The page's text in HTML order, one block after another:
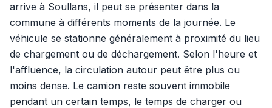
arrive à Soullans, il peut se présenter dans la
commune à différents moments de la journée. Le
véhicule se stationne généralement à proximité du lieu
de chargement ou de déchargement. Selon l'heure et
l'affluence, la circulation autour peut être plus ou
moins dense. Le camion reste souvent immobile
pendant un certain temps, le temps de charger ou